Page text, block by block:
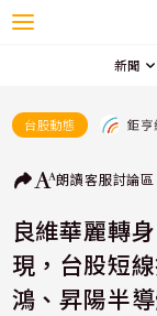
新聞
台股動態 鉅亨
朗讀客服討論區
良維華麗轉
現，台股短
鴻、昇陽半